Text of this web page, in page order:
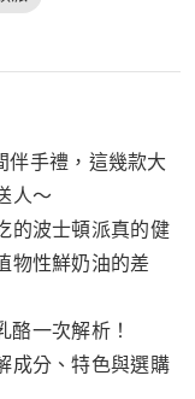
伴手禮，這幾款大
人～
的波士頓派真的健
物性鮮奶油的差
一次解析！
成分、特色與選購